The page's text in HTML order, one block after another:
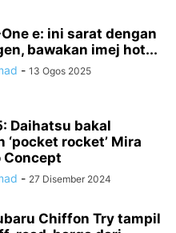
e: ini sarat dengan
bawakan imej hot...
- 13 Ogos 2025
Daihatsu bakal
‘pocket rocket’ Mira
Concept
- 27 Disember 2024
Chiffon Try tampil